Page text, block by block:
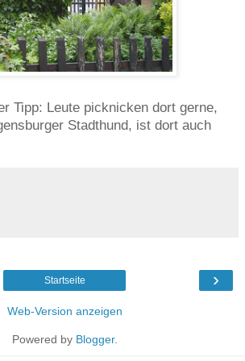
Tipp: Leute picknicken dort gerne,
Stadthund, ist dort auch
›
Startseite
Web-Version anzeigen
Powered by Blogger.